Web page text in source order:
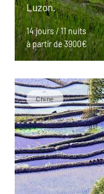
Luzon.
14 jours / 11 nuits
à partir de 3900€
Chine